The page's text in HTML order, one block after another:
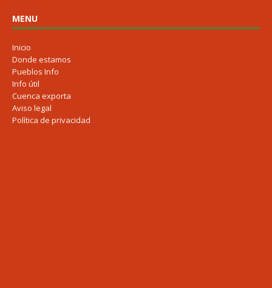
MENU
Inicio
Donde estamos
Pueblos Info
Info útil
Cuenca exporta
Aviso legal
Política de privacidad